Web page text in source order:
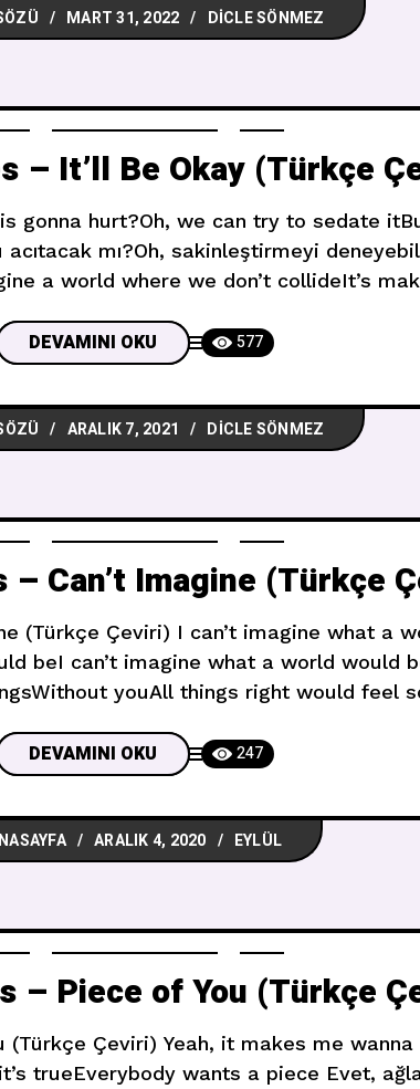
MART 31, 2022 DICLE SÖNMEZ
– ‎It’ll Be Okay (Türkçe
gonna hurt?Oh, we can try to sedate
acıtacak mı?Oh, sakinleştirmeyi
a world where we don’t collideIt’s
DEVAMINI OKU 577
ARALIK 7, 2021 DICLE SÖNMEZ
– Can’t Imagine (Türkçe
(Türkçe Çeviri) I can’t imagine what a
beI can’t imagine what a world would
youAll things right would feel
DEVAMINI OKU 247
ARALIK 4, 2020 EYLÜL
– Piece of You (Türkçe
(Türkçe Çeviri) Yeah, it makes me wanna
trueEverybody wants a piece Evet,